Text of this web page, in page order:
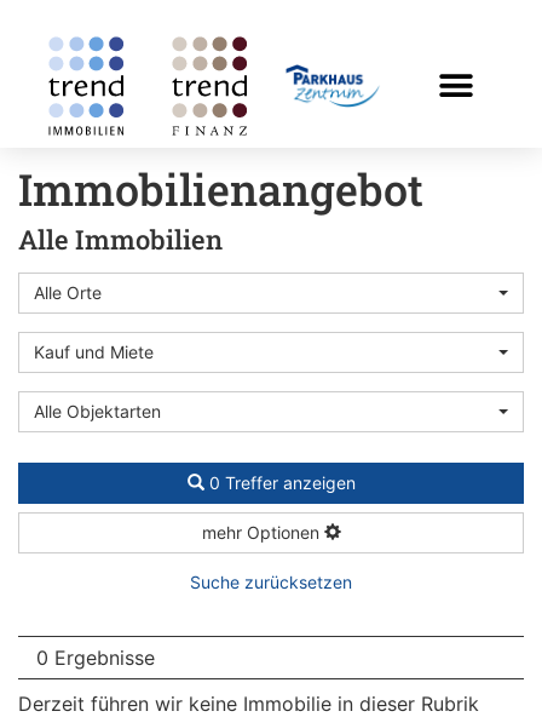
Immobilien­angebot
Alle Immobilien
Alle Objektarten
Kauf und Miete
Alle Orte
0 Treffer anzeigen
mehr Optionen
Suche zurücksetzen
0 Ergebnisse
Derzeit führen wir keine Immobilie in dieser Rubrik